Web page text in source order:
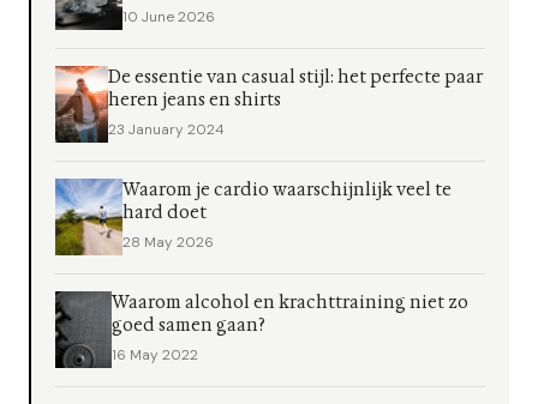
10 June 2026
De essentie van casual stijl: het perfecte paar
heren jeans en shirts
23 January 2024
Waarom je cardio waarschijnlijk veel te
hard doet
28 May 2026
Waarom alcohol en krachttraining niet zo
goed samen gaan?
16 May 2022